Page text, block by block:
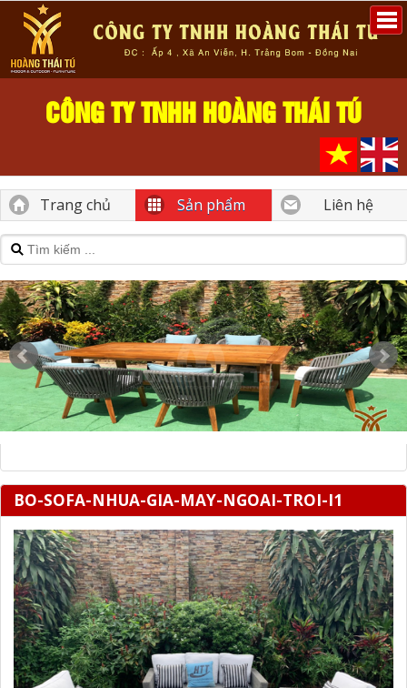
CÔNG TY TNHH HOÀNG THÁI TÚ
Trang chủ Sản phẩm Liên hệ
BO-SOFA-NHUA-GIA-MAY-NGOAI-TROI-I1